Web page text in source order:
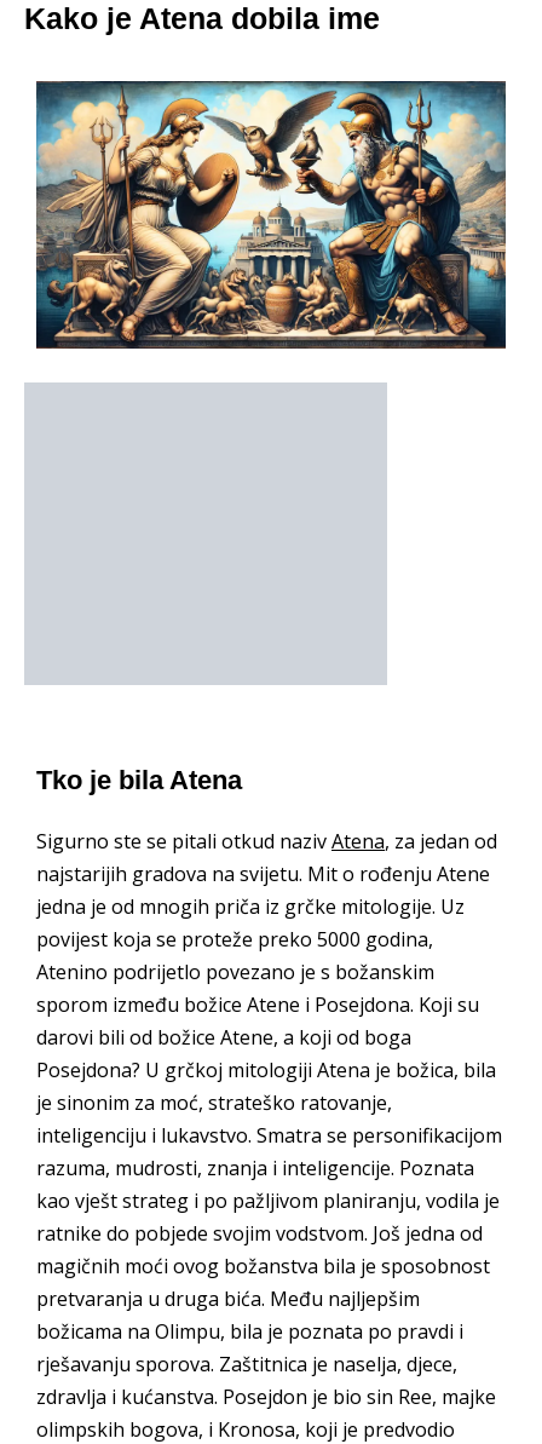
Kako je Atena dobila ime
Tko je bila Atena
Sigurno ste se pitali otkud nazivAtena, za jedan od
najstarijih gradova na svijetu. Mit o rođenju Atene
jedna je od mnogih priča iz grčke mitologije. Uz
povijest koja se proteže preko 5000 godina,
Atenino podrijetlo povezano je s božanskim
sporom između božice Atene i Posejdona. Koji su
darovi bili od božice Atene, a koji od boga
Posejdona? U grčkoj mitologiji Atena je božica, bila
je sinonim za moć, strateško ratovanje,
inteligenciju i lukavstvo. Smatra se personifikacijom
razuma, mudrosti, znanja i inteligencije. Poznata
kao vješt strateg i po pažljivom planiranju, vodila je
ratnike do pobjede svojim vodstvom. Još jedna od
magičnih moći ovog božanstva bila je sposobnost
pretvaranja u druga bića. Među najljepšim
božicama na Olimpu, bila je poznata po pravdi i
rješavanju sporova. Zaštitnica je naselja, djece,
zdravlja i kućanstva. Posejdon je bio sin Ree, majke
olimpskih bogova, i Kronosa, koji je predvodio